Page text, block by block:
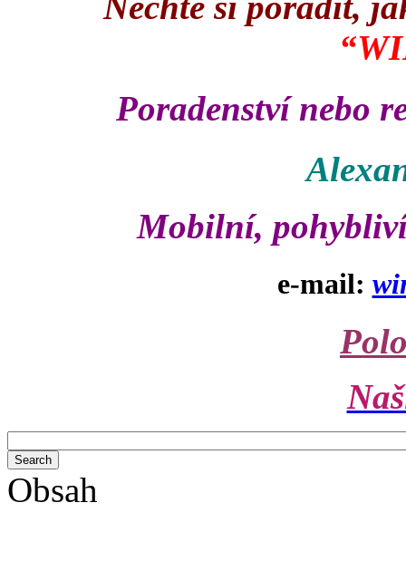
Poradenství nebo
Mobilní,
e-mail:
Obsah